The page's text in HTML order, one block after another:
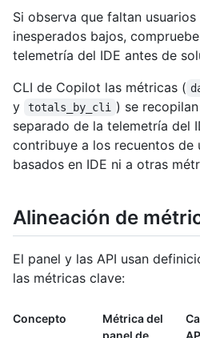
Si observa que faltan
inesperados bajos,
telemetría del IDE antes de
CLI de Copilot las métricas (
y totals_by_cli
) se
separado de la telemetría del
contribuye a los recuentos de
basados en IDE ni a otras
Alineación de
El panel y las API usan
las métricas clave:
Concepto
Métrica del